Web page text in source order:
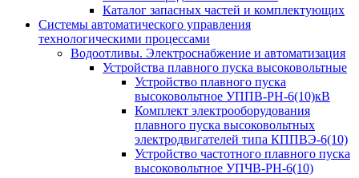
Каталог запасных частей и комплектующих
Системы автоматического управления
технологическими процессами
Водоотливы. Электроснабжение и автоматизация
Устройства плавного пуска высоковольтные
Устройство плавного пуска
высоковольтное УППВ-РН-6(10)кВ
Комплект электрооборудования
плавного пуска высоковольтных
электродвигателей типа КППВЭ-6(10)
Устройство частотного плавного пуска
высоковольтное УПЧВ-РН-6(10)